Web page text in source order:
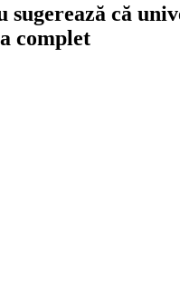
sugerează că
complet